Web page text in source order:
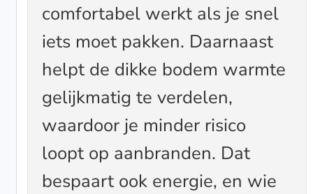
comfortabel werkt als je snel
iets moet pakken. Daarnaast
helpt de dikke bodem warmte
gelijkmatig te verdelen,
waardoor je minder risico
loopt op aanbranden. Dat
bespaart ook energie, en wie